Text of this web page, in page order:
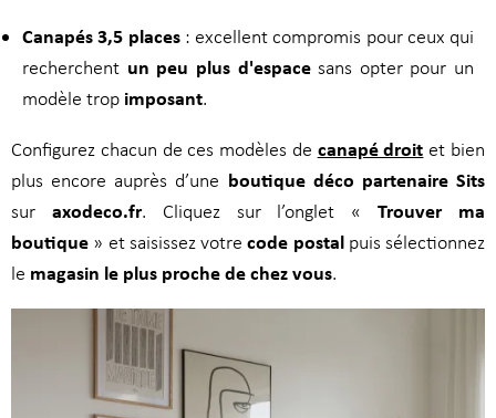
Canapés 3,5 places: excellent compromis pour ceux qui
recherchent un peu plus d'espacesans opter pour un
modèle trop imposant.
Configurez chacun de ces modèles de canapé droit et bien
plus encore auprès d’une boutique déco partenaire Sits
sur axodeco.fr. Cliquez sur l’onglet «Trouver ma
boutique » et saisissez votrecode postalpuis sélectionnez
le magasin le plus proche de chez vous.